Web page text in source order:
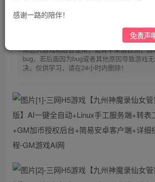
仅支持云服务器搭建，适用于小白快速搭建
常进入游戏和后台使用，如有苹果请自测，
bug，若后面因为bug或者其他原因导致游戏
决，仅供学习，请在24小时内删除！
感谢一路的陪伴！
免责声